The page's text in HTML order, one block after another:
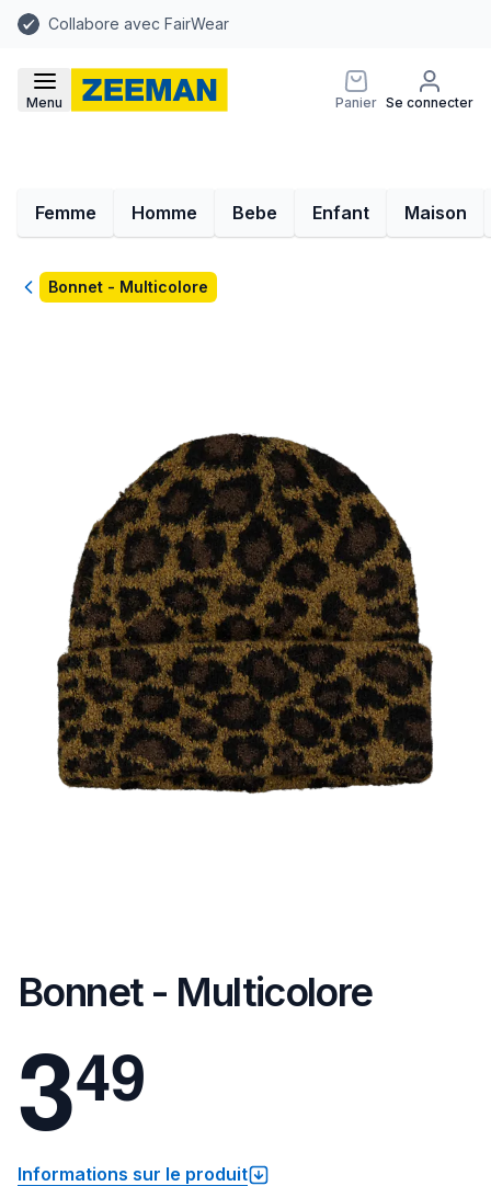
Collabore avec FairWear
Menu Panier Se connecter
Femme Homme Bebe Enfant Maison
RetourBonnet - Multicolore
Bonnet - Multicolore
349
Informations sur le produit